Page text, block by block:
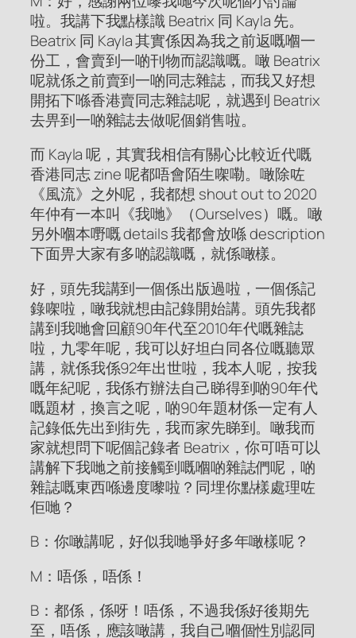
啦。我講下我點樣識 Beatrix 同 Kayla 先。
Beatrix 同 Kayla 其實係因為我之前返嘅嗰一
份工，會賣到一啲刊物而認識嘅。噉 Beatrix
呢就係之前賣到一啲同志雜誌，而我又好想
開拓下喺香港賣同志雜誌呢，就遇到 Beatrix
去畀到一啲雜誌去做呢個銷售啦。
而 Kayla 呢，其實我相信有關心比較近代嘅
香港同志 zine 呢都唔會陌生㗎嘞。噉除咗
《風流》之外呢，我都想 shout out to 2020
年仲有一本叫《我哋》（Ourselves）嘅。噉
另外嗰本嘢嘅 details 我都會放喺 description
下面畀大家有多啲認識嘅，就係噉樣。
好，頭先我講到一個係出版過啦，一個係記
錄㗎啦，噉我就想由記錄開始講。頭先我都
講到我哋會回顧90年代至2010年代嘅雜誌
啦，九零年呢，我可以好坦白同各位嘅聽眾
講，就係我係92年出世啦，我本人呢，按我
嘅年紀呢，我係冇辦法自己睇得到啲90年代
嘅題材，換言之呢，啲90年題材係一定有人
記錄低先出到街先，我而家先睇到。噉我而
家就想問下呢個記錄者 Beatrix，你可唔可以
講解下我哋之前接觸到嘅嗰啲雜誌們呢，啲
雜誌嘅東西喺邊度嚟啦？同埋你點樣處理咗
佢哋？
B：你噉講呢，好似我哋爭好多年噉樣呢？
M：唔係，唔係！
B：都係，係呀！唔係，不過我係好後期先
至，唔係，應該噉講，我自己嗰個性別認同